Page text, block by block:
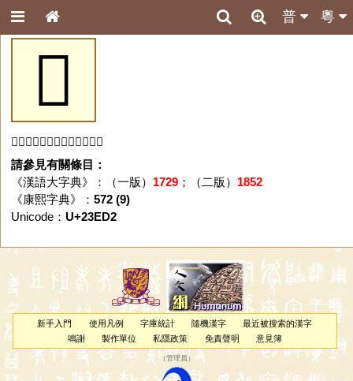
粵
普
𣻒
「𣻒」字未收錄於本資料庫。
請參見有關條目：
《漢語大字典》：（一版） 1729；（二版） 1852
《康熙字典》： 572 (9)
Unicode： U+23ED2
新手入門 使用凡例 字庫統計 隨機漢字
最近被搜索的漢字
鳴謝
製作單位 私隱政策 免責聲明 意見簿
（管理員 ）